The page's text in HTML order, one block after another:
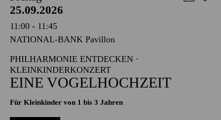
25.09.2026
11:00 - 11:45
NATIONAL-BANK Pavillon
PHILHARMONIE ENTDECKEN ·
KLEINKINDERKONZERT
EINE VOGELHOCHZEIT
Für Kleinkinder von 1 bis 3 Jahren